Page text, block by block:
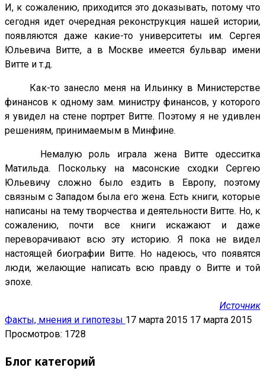
И, к сожалению, приходится это доказывать, потому что
сегодня идет очередная реконструкция нашей истории,
появляются даже какие-то университеты им. Сергея
Юльевича Витте, а в Москве имеется бульвар имени
Витте и т.д.
Как-то занесло меня на Ильинку в Министерстве
финансов к одному зам. министру финансов, у которого
я увидел на стене портрет Витте. Поэтому я не удивлен
решениям, принимаемым в Минфине.
Немалую роль играла жена Витте одесситка
Матильда. Поскольку на масонские сходки Сергею
Юльевичу сложно было ездить в Европу, поэтому
связным с Западом была его жена. Есть книги, которые
написаны на тему творчества и деятельности Витте. Но, к
сожалению, почти все книги искажают и даже
переворачивают всю эту историю. Я пока не видел
настоящей биографии Витте. Но надеюсь, что появятся
люди, желающие написать всю правду о Витте и той
эпохе.
Источник
Факты, мнения и гипотезы 17 марта 2015 17 марта 2015
Просмотров: 1728
Блог категорий